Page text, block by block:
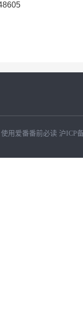
使用爱番番前必读 沪ICP